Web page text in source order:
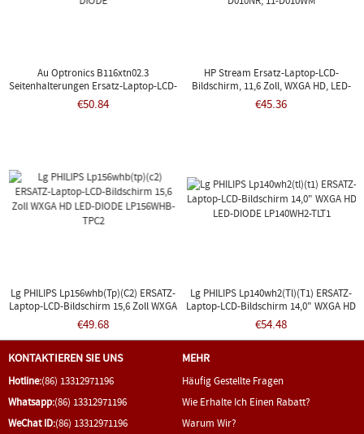
Au Optronics B116xtn02.3
Seitenhalterungen Ersatz-Laptop-LCD-
Bildschirm 11,6 Zoll WXGA HD LED-
DIODE
€50.84
HP Stream Ersatz-Laptop-LCD-
Bildschirm, 11,6 Zoll, WXGA HD, LED-
DIODE, 40-Pin-Bildschirm, Nur 11-
D010NR, 11-D010WM
€45.36
Lg PHILIPS Lp156whb(tp)(c2) ERSATZ-
Laptop-LCD-Bildschirm 15,6 Zoll WXGA
HD LED-DIODE LP156WHB-TPC2
€49.68
Lg PHILIPS Lp140wh2(tl)(t1) ERSATZ-
Laptop-LCD-Bildschirm 14,0" WXGA HD
LED-DIODE LP140WH2-TLT1
€54.48
KONTAKTIEREN SIE UNS
Hotline:(86) 13312971196
Whatsapp:(86) 13312971196
WeChat ID:(86) 13312971196
MEHR
Häufig Gestellte Fragen
Wie Erhalte Ich Einen Rabatt?
Warum Wir?